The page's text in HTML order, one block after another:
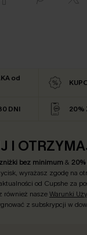
od
DNI 20%
I
zniżki bez minimum&
wyrażasz zgodę na
od Cupshe za
również naszeWarunki
z subskrypcji w